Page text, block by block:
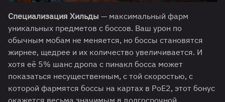
Специализация Хильды — максимальный фарм
уникальных предметов с боссов. Ваш урон по
обычным мобам не меняется, но боссы становятся
жирнее, щедрее и их количество увеличивается. И
хотя её 5% шанс дропа с пинакл босса может
показаться несущественным, с той скоростью, с
которой фармятся боссы на картах в PoE2, этот бонус